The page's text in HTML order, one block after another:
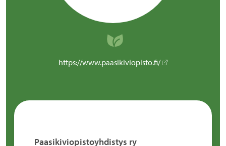
https://www.paasikiviopisto.fi/
Paasikiviopistoyhdistys ry